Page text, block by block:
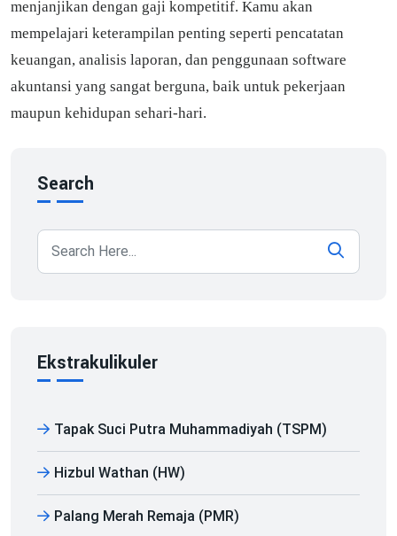
menjanjikan dengan gaji kompetitif. Kamu akan
mempelajari keterampilan penting seperti pencatatan
keuangan, analisis laporan, dan penggunaan software
akuntansi yang sangat berguna, baik untuk pekerjaan
maupun kehidupan sehari-hari.
Search
Ekstrakulikuler
Tapak Suci Putra Muhammadiyah (TSPM)
Hizbul Wathan (HW)
Palang Merah Remaja (PMR)